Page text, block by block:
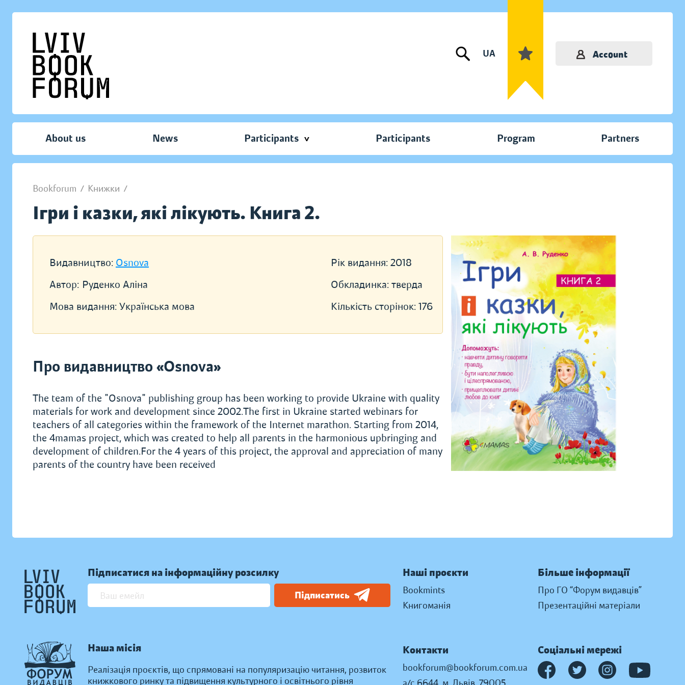
UA Account
About us News Participants Participants Program Partners
Bookforum / Книжки /
Ігри і казки, які лікують. Книга 2.
Видавництво: Osnova
Автор: Руденко Аліна
Мова видання: Українська мова
Рік видання: 2018
Обкладинка: тверда
Кількість сторінок: 176
Про видавництво «Osnova»
The team of the "Osnova" publishing group has been working to provide Ukraine with quality
materials for work and development since 2002.The first in Ukraine started webinars for
teachers of all categories within the framework of the Internet marathon. Starting from 2014,
the 4mamas project, which was created to help all parents in the harmonious upbringing and
development of children.For the 4 years of this project, the approval and appreciation of many
parents of the country have been received
Підписатися на інформаційну розсилку
Підписатись
Наша місія
Реалізація проєктів, що спрямовані на популяризацію читання, розвиток
книжкового ринку та підвищення культурного і освітнього рівня
Наші проєкти
Bookmints
Книгоманія
Більше інформації
Про ГО “Форум видавців”
Презентаційні матеріали
Контакти
bookforum@bookforum.com.ua
Соціальні мережі